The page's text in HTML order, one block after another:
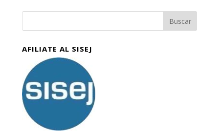
AFILIATE AL SISEJ